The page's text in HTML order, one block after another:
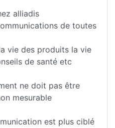
alliadis
de toutes
vie des produits la vie
de santé etc
ne doit pas être
mesurable
est plus ciblé